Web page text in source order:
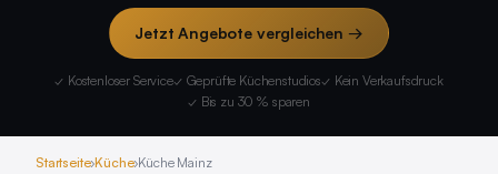
Jetzt Angebote vergleichen →
✓ Kostenloser Service✓ Geprüfte Küchenstudios✓ Kein Verkaufsdruck
✓ Bis zu 30 % sparen
Startseite›Küche›Küche Mainz